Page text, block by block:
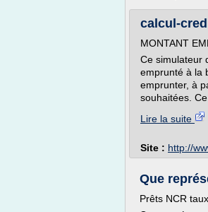
calcul-
MONTANT
Ce simulateur
emprunté à la
emprunter, à
souhaitées.
Lire la suite
Site : http://
Que
Prêts NCR